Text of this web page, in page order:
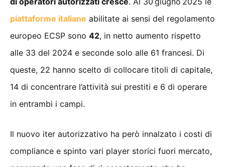
piattaforme italiane abilitate ai sensi del regolamento
europeo ECSP sono 42, in netto aumento rispetto
alle 33 del 2024 e seconde solo alle 61 francesi. Di
queste, 22 hanno scelto di collocare titoli di capitale,
14 di concentrare l’attività sui prestiti e 6 di operare
in entrambi i campi.
Il nuovo iter autorizzativo ha però innalzato i costi di
compliance e spinto vari player storici fuori mercato,